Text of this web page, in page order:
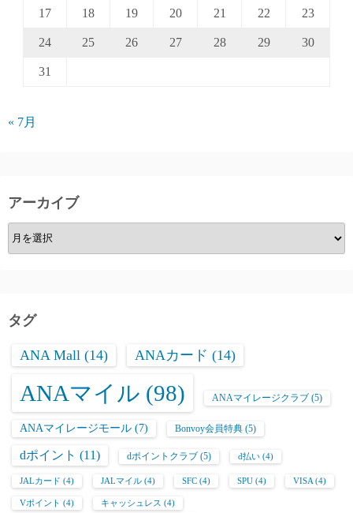
17 18 19 20 21 22 23
24 25 26 27 28 29 30
31
« 7月
アーカイブ
ア
ー
ブ
タグ
ANA Mall (14) ANAカード (14)
ANAマイル (98) ANAマイレージクラブ (5)
ANAマイレージモール (7) Bonvoy会員特典 (5)
dポイント (11) dポイントクラブ (5) d払い (4)
JALカード (4) JALマイル (4) SFC (4) SPU (4) VISA(4)
Vポイント (4) キャッシュレス (4)